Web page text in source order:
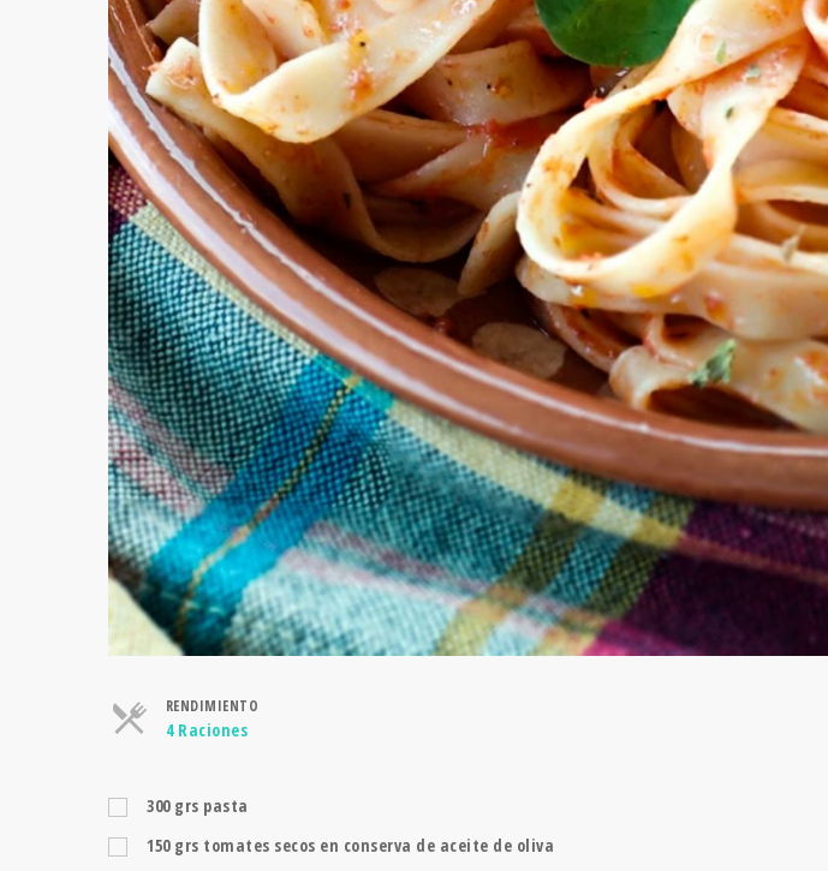
RENDIMIENTO
4 RacionesRaciones
300 grs pasta
150 grs tomates secos en conserva de aceite de oliva